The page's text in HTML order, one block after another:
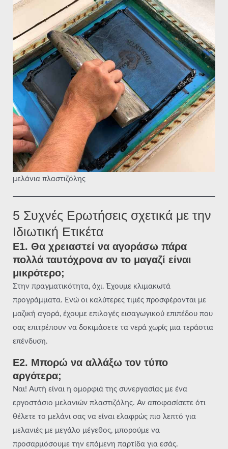
μελάνια πλαστιζόλης
5 Συχνές Ερωτήσεις σχετικά με την
Ιδιωτική Ετικέτα
Ε1. Θα χρειαστεί να αγοράσω πάρα
πολλά ταυτόχρονα αν το μαγαζί είναι
μικρότερο;
Στην πραγματικότητα, όχι. Έχουμε κλιμακωτά
προγράμματα. Ενώ οι καλύτερες τιμές προσφέρονται με
μαζική αγορά, έχουμε επιλογές εισαγωγικού επιπέδου που
σας επιτρέπουν να δοκιμάσετε τα νερά χωρίς μια τεράστια
επένδυση.
Ε2. Μπορώ να αλλάξω τον τύπο
αργότερα;
Ναι! Αυτή είναι η ομορφιά της συνεργασίας με ένα
εργοστάσιο μελανιών πλαστιζόλης. Αν αποφασίσετε ότι
θέλετε το μελάνι σας να είναι ελαφρώς πιο λεπτό για
μελανιές με μεγάλο μέγεθος, μπορούμε να
προσαρμόσουμε την επόμενη παρτίδα για εσάς.